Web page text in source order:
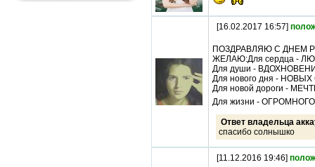
[16.02.2017 16:57]
ПОЗДРАВЛЯЮ С ДНЕМ
ЖЕЛАЮ:Для сердца -
Для души -
Для нового дня -
Для новой дороги -
Для жизни -
Ответ владельца
спасибо солнышко
[11.12.2016 19:46]